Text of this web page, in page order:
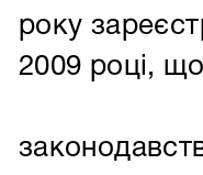
року
2009 році,